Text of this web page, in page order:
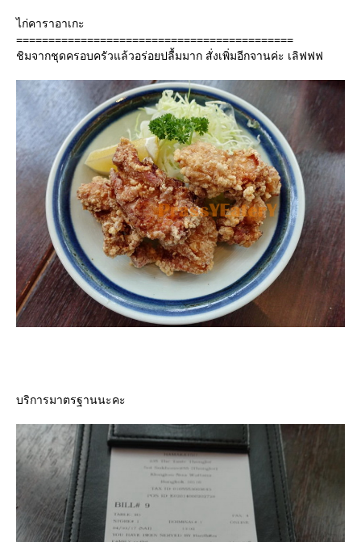
ไก่คาราอาเกะ
===========================================
ชิมจากชุดครอบครัวแล้วอร่อยปลื้มมาก สั่งเพิ่มอีกจานค่ะ เลิฟฟฟ
บริการมาตรฐานนะคะ